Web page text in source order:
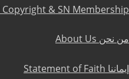
Copyright & SN Membership
من نحن About Us
إيماننا Statement of Faith